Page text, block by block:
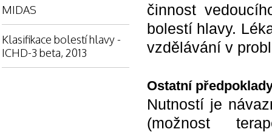
činnost
bolestí hlavy.
vzdělávání v
Ostatní
Nutností je
(možnost
MIDAS
Klasifikace bolestí hlavy -
ICHD-3 beta, 2013